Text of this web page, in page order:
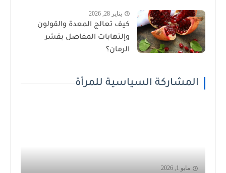
يناير 28, 2026
كيف تعالج المعدة والقولون
وإلتهابات المفاصل بقشر
الرمان؟
المشاركة السياسية للمرأة
مايو 1, 2026